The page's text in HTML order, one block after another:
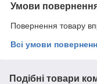
Умови
Повернення товару
Всі умови
Подібні товари